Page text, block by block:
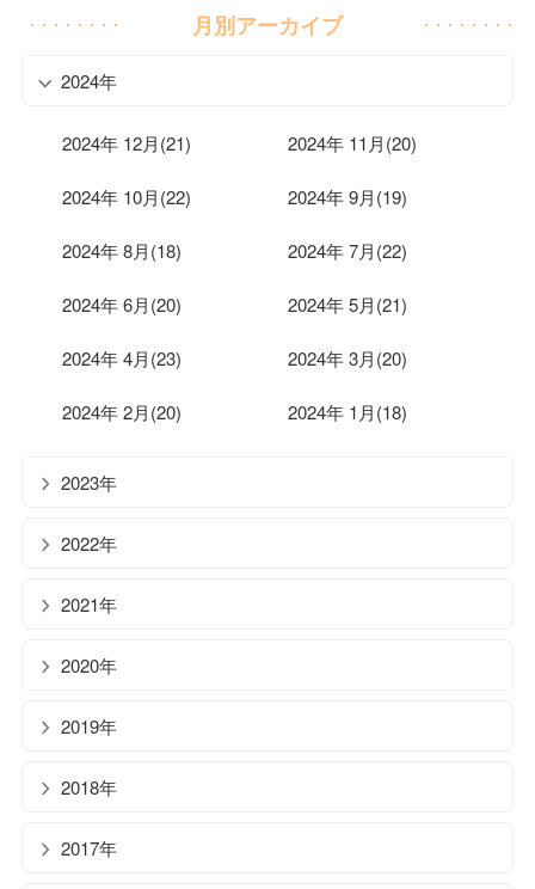
月別アーカイブ
2024年
2024年 12月(21) 2024年 11月(20)
2024年 10月(22) 2024年 9月(19)
2024年 8月(18) 2024年 7月(22)
2024年 6月(20) 2024年 5月(21)
2024年 4月(23) 2024年 3月(20)
2024年 2月(20) 2024年 1月(18)
2023年
2022年
2021年
2020年
2019年
2018年
2017年